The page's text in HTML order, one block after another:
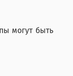
могут быть